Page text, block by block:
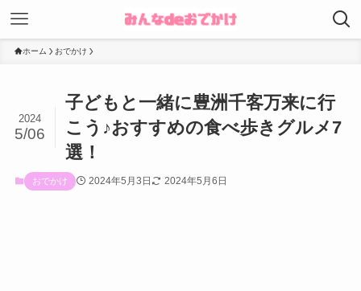
ホーム おでかけ
子どもと一緒に豊洲千客万来に行
こう♪おすすめの食べ歩きグルメ7
選！
2024
5/06
おでかけ 2024年5月3日 2024年5月6日